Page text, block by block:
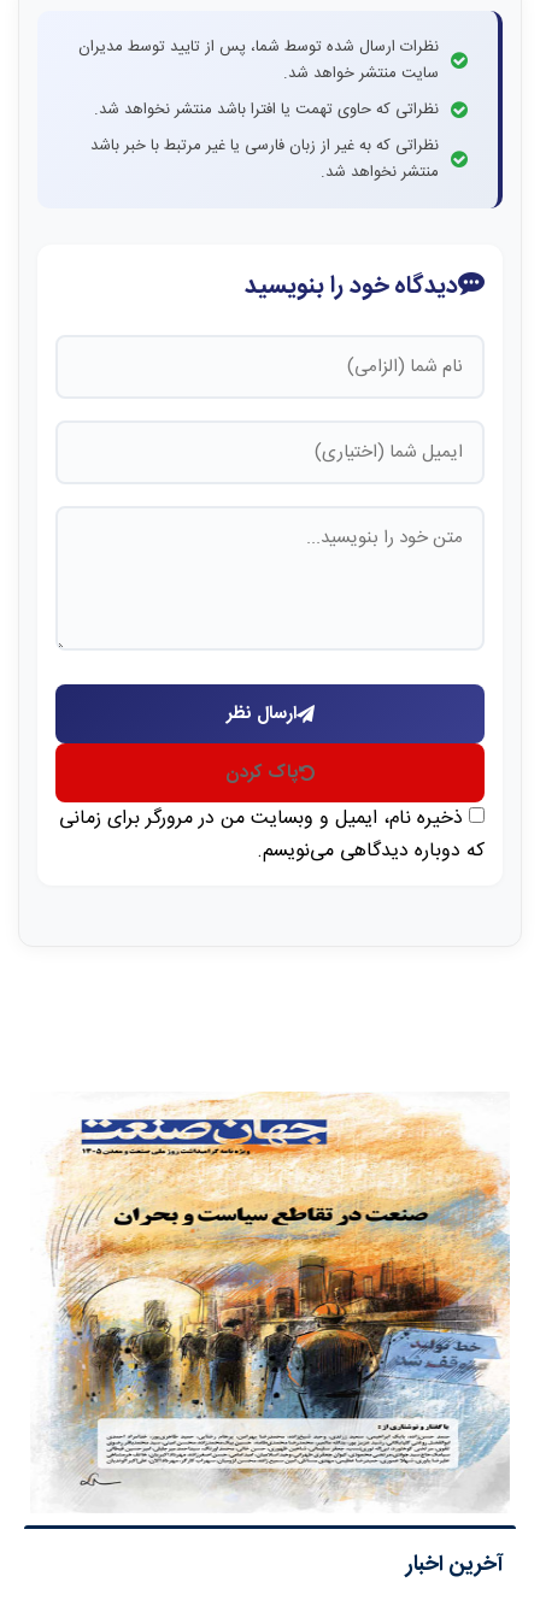
نظرات ارسال شده توسط شما، پس از تایید توسط مدیران
سایت منتشر خواهد شد.
نظراتی که حاوی تهمت یا افترا باشد منتشر نخواهد شد.
نظراتی که به غیر از زبان فارسی یا غیر مرتبط با خبر باشد
منتشر نخواهد شد.
دیدگاه خود را بنویسید
ارسال نظر
پاک کردن
ذخیره نام، ایمیل و وبسایت من در مرورگر برای زمانی
که دوباره دیدگاهی می‌نویسم.
آخرین اخبار